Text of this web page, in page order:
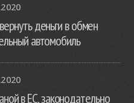
деньги в обмен
автомобиль
в ЕС, законодательно